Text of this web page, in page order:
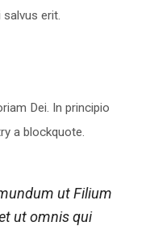
erit.
Dei. In principio
a blockquote.
ut Filium
ut omnis qui